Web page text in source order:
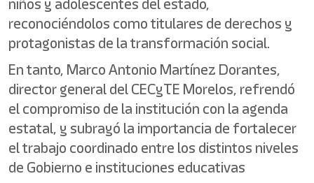
reconociéndolos como titulares de derechos y
protagonistas de la transformación social.
En tanto, Marco Antonio Martínez Dorantes,
director general del CECyTE Morelos, refrendó
el compromiso de la institución con la agenda
estatal, y subrayó la importancia de fortalecer
el trabajo coordinado entre los distintos niveles
de Gobierno e instituciones educativas